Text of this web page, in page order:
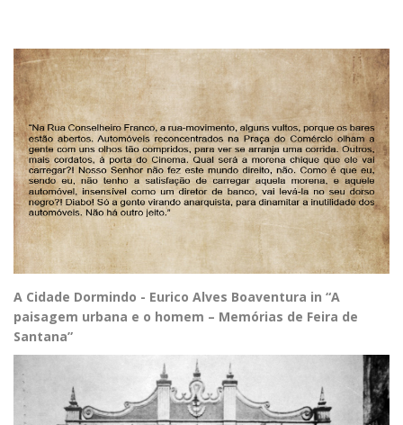
A Cidade Dormindo - Eurico Alves Boaventura in “A
paisagem urbana e o homem – Memórias de Feira de
Santana”